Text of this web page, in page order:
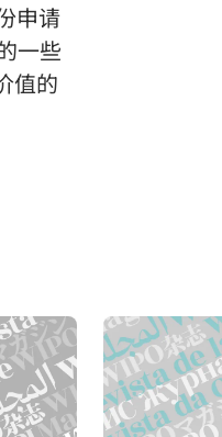
申请
一些
值的